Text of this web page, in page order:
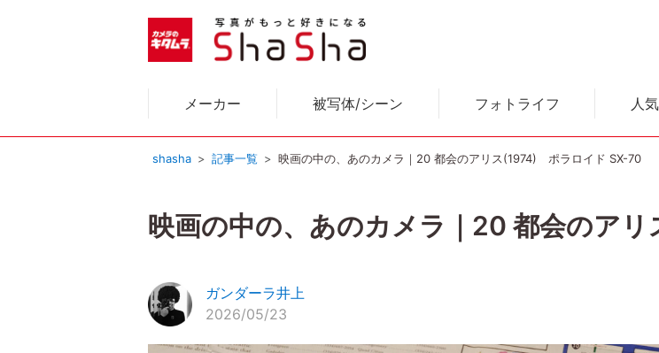
メーカー 被写体/シーン フォトライフ 人
shasha 記事一覧 映画の中の、あのカメラ｜20 都会のアリス(1974) ポラロイド SX-70
映画の中の、あのカメラ｜20 都会のア
ガンダーラ井上
2026/05/23